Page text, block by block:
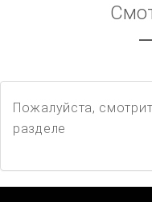
Пожалуйста,
разделе